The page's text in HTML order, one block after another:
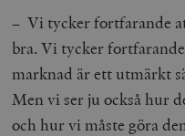
– Vi tycker fortfarande
bra. Vi tycker
marknad är ett utmärkt
Men vi ser ju också hur
och hur vi måste göra